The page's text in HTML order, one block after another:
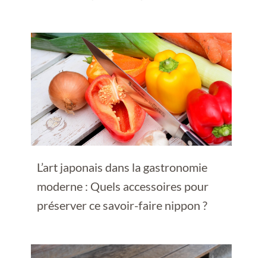
L’art japonais dans la gastronomie
moderne : Quels accessoires pour
préserver ce savoir-faire nippon ?